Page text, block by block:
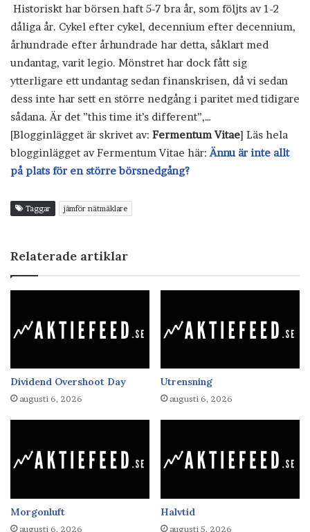
Historiskt har börsen haft 5-7 bra år, som följts av 1-2
dåliga år. Cykel efter cykel, decennium efter decennium,
århundrade efter århundrade har detta, såklart med
undantag, varit legio. Mönstret har dock fått sig
ytterligare ett undantag sedan finanskrisen, då vi sedan
dess inte har sett en större nedgång i paritet med tidigare
sådana. Är det ”this time it’s different”,…
[Blogginlägget är skrivet av: Fermentum Vitae] Läs hela
blogginlägget av Fermentum Vitae här:Ännu är inte allt
på plats för en större börsnedgång?
Taggar jämför nätmäklare
Relaterade artiklar
Dividend Overshoot Day
augusti 6, 2026
Utrensning
augusti 6, 2026
Morgonluft
augusti 6, 2026
Halvtid
augusti 5, 2026